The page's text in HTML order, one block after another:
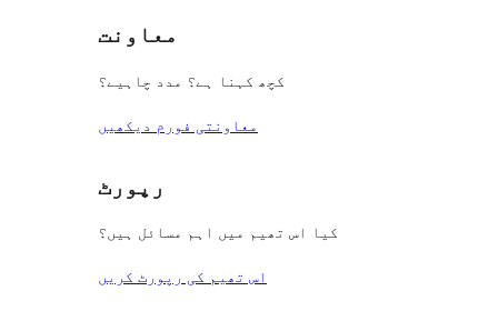
معاونت
کچھ کہنا ہے؟ مدد چاہیے؟
معاونتی فورم دیکھیں
رپورٹ
کیا اس تھیم میں اہم مسائل ہیں؟
اس تھیم کی رپورٹ کریں